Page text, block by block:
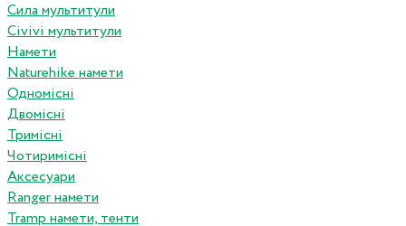
Сила мультитули
Civivi мультитули
Намети
Naturehike намети
Одномісні
Двомісні
Тримісні
Чотиримісні
Аксесуари
Ranger намети
Tramp намети, тенти